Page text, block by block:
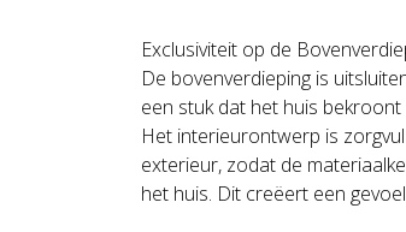
Exclusiviteit op de
De bovenverdieping is
een stuk dat het huis
Het interieurontwerp is
exterieur, zodat de
het huis. Dit creëert een